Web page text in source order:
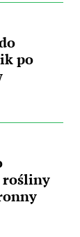
po
rośliny